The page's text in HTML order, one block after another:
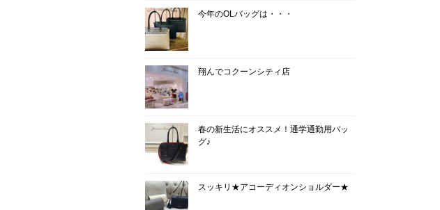
今年のOLバッグは・・・
翔んでコクーンシティ店
春の新生活にオススメ！通学通勤用バッ
グ♪
スッキリ★アコーディオンショルダー★